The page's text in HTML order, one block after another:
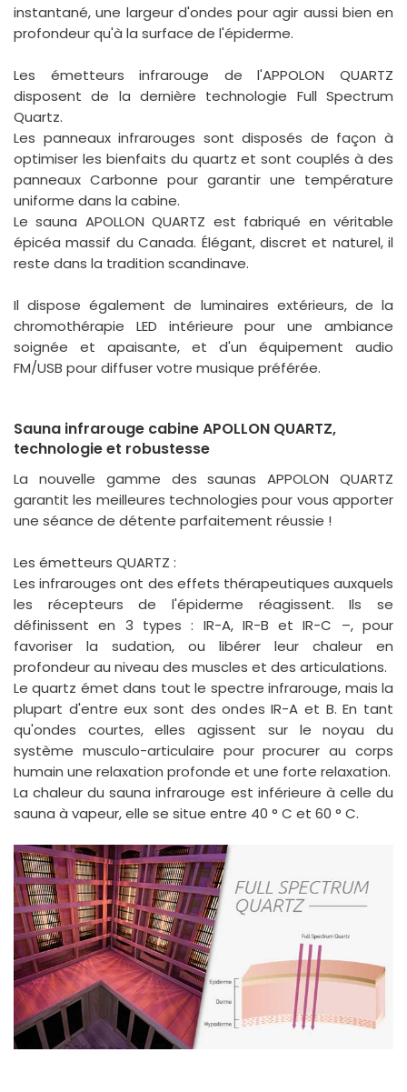
instantané, une largeur d'ondes pour agir aussi bien en
profondeur qu'à la surface de l'épiderme.
Les émetteurs infrarouge de l'APPOLON QUARTZ
disposent de la dernière technologie Full Spectrum
Quartz.
Les panneaux infrarouges sont disposés de façon à
optimiser les bienfaits du quartz et sont couplés à des
panneaux Carbonne pour garantir une température
uniforme dans la cabine.
Le sauna APOLLON QUARTZ est fabriqué en véritable
épicéa massif du Canada. Élégant, discret et naturel, il
reste dans la tradition scandinave.
Il dispose également de luminaires extérieurs, de la
chromothérapie LED intérieure pour une ambiance
soignée et apaisante, et d'un équipement audio
FM/USB pour diffuser votre musique préférée.
Sauna infrarouge cabine APOLLON QUARTZ,
technologie et robustesse
La nouvelle gamme des saunas APPOLON QUARTZ
garantit les meilleures technologies pour vous apporter
une séance de détente parfaitement réussie !
Les émetteurs QUARTZ :
Les infrarouges ont des effets thérapeutiques auxquels
les récepteurs de l'épiderme réagissent. Ils se
définissent en 3 types : IR-A, IR-B et IR-C –, pour
favoriser la sudation, ou libérer leur chaleur en
profondeur au niveau des muscles et des articulations.
Le quartz émet dans tout le spectre infrarouge, mais la
plupart d'entre eux sont des ondes IR-A et B. En tant
qu'ondes courtes, elles agissent sur le noyau du
système musculo-articulaire pour procurer au corps
humain une relaxation profonde et une forte relaxation.
La chaleur du sauna infrarouge est inférieure à celle du
sauna à vapeur, elle se situe entre 40 ° C et 60 ° C.